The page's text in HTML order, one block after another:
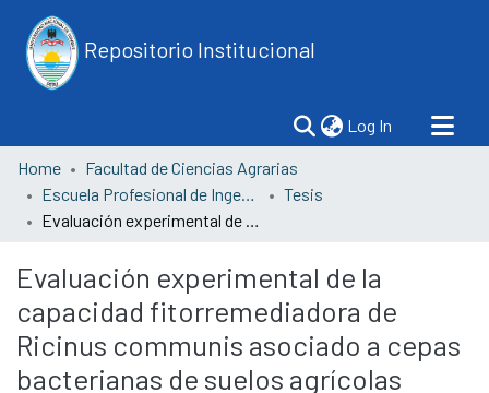
Repositorio Institucional
Log In (current)
Home
Facultad de Ciencias Agrarias
Escuela Profesional de Ingeniería Forestal y Medio Ambiente
Tesis
Evaluación experimental de la capacidad fitorremediadora de Ricinus communis asociado a cepas bacterianas de suelos agrícolas cacaoteros contaminados con cadmio
Evaluación experimental de la
capacidad fitorremediadora de
Ricinus communis asociado a cepas
bacterianas de suelos agrícolas